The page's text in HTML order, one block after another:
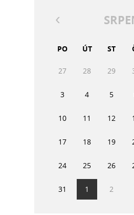
PO ÚT ST
27 28 29
3 4 5
10 11 12
17 18 19
24 25 26
31 1 2